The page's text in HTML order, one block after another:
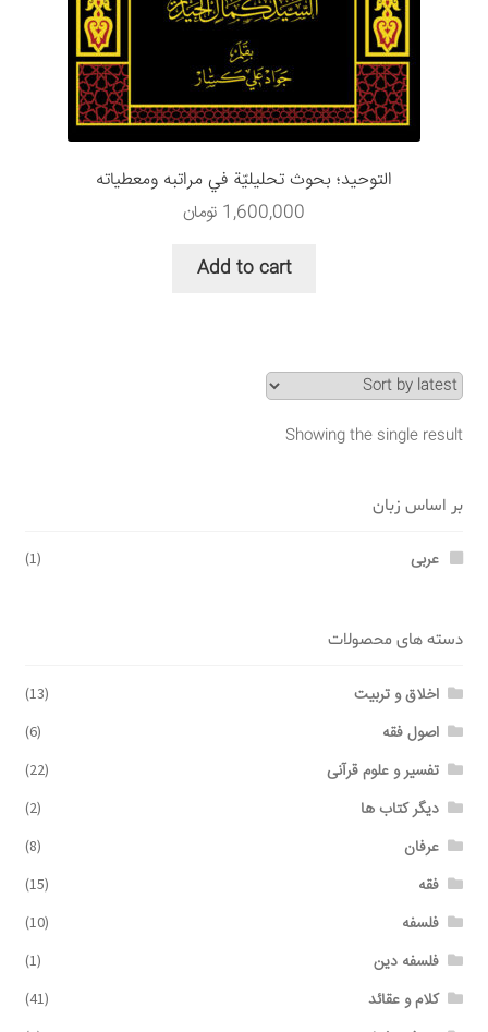
سبد خرید
قوانین و مقررات
التوحيد؛ بحوث تحليليّة في مراتبه ومعطياته
1,600,000 تومان
Add to cart
Showing the single result
بر اساس زبان
عربی (1)
دسته های محصولات
اخلاق و تربیت (13)
اصول فقه (6)
تفسیر و علوم قرآنی (22)
دیگر کتاب ها (2)
عرفان (8)
فقه (15)
فلسفه (10)
فلسفه دین (1)
کلام و عقائد (41)